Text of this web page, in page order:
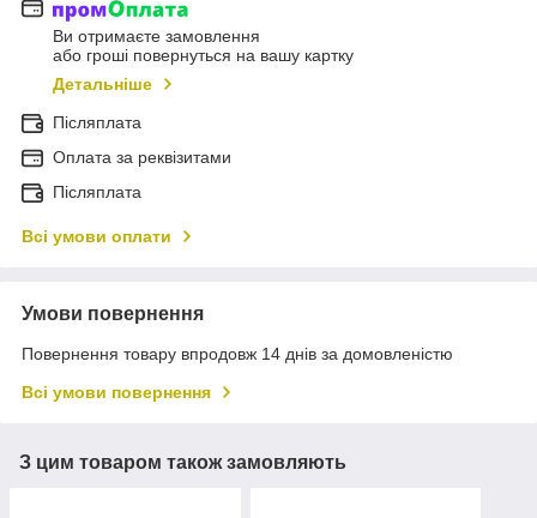
Ви отримаєте замовлення
або гроші повернуться на вашу картку
Детальніше
Післяплата
Оплата за реквізитами
Післяплата
Всі умови оплати
Умови повернення
Повернення товару впродовж 14 днів за домовленістю
Всі умови повернення
З цим товаром також замовляють